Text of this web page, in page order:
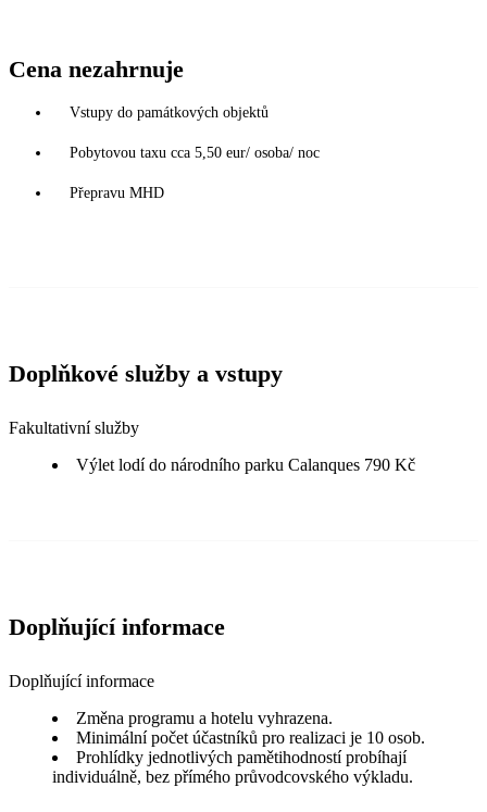
Cena nezahrnuje
Vstupy do památkových objektů
Pobytovou taxu cca 5,50 eur/ osoba/ noc
Přepravu MHD
Doplňkové služby a vstupy
Fakultativní služby
Výlet lodí do národního parku Calanques 790 Kč
Doplňující informace
Doplňující informace
Změna programu a hotelu vyhrazena.
Minimální počet účastníků pro realizaci je 10 osob.
Prohlídky jednotlivých pamětihodností probíhají
individuálně, bez přímého průvodcovského výkladu.